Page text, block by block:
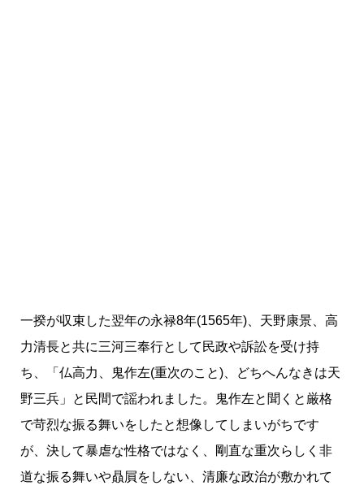
一揆が収束した翌年の永禄8年(1565年)、天野康景、高
力清長と共に三河三奉行として民政や訴訟を受け持
ち、「仏高力、鬼作左(重次のこと)、どちへんなきは天
野三兵」と民間で謡われました。鬼作左と聞くと厳格
で苛烈な振る舞いをしたと想像してしまいがちです
が、決して暴虐な性格ではなく、剛直な重次らしく非
道な振る舞いや贔屓をしない、清廉な政治が敷かれて